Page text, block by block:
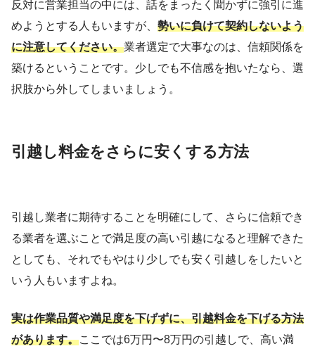
反対に営業担当の中には、話をまったく聞かずに強引に進
めようとする人もいますが、 勢いに負けて契約しないよう
に注意してください。業者選定で大事なのは、信頼関係を
築けるということです。少しでも不信感を抱いたなら、選
択肢から外してしまいましょう。
引越し料金をさらに安くする方法
引越し業者に期待することを明確にして、さらに信頼でき
る業者を選ぶことで満足度の高い引越になると理解できた
としても、それでもやはり少しでも安く引越しをしたいと
いう人もいますよね。
実は作業品質や満足度を下げずに、引越料金を下げる方法
があります。ここでは6万円〜8万円の引越しで、高い満